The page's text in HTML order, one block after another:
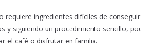
ingredientes difíciles de
y siguiendo un procedimiento sencillo,
el café o disfrutar en familia.